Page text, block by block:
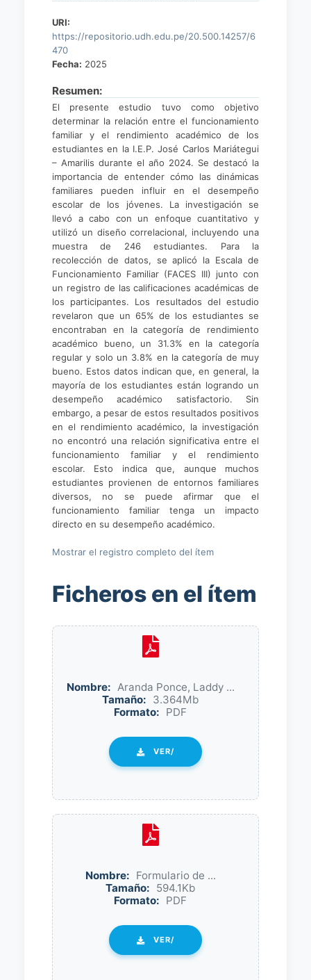
URI:
https://repositorio.udh.edu.pe/20.500.14257/6
470
Fecha: 2025
Resumen:
El presente estudio tuvo como objetivo
determinar la relación entre el funcionamiento
familiar y el rendimiento académico de los
estudiantes en la I.E.P. José Carlos Mariátegui
– Amarilis durante el año 2024. Se destacó la
importancia de entender cómo las dinámicas
familiares pueden influir en el desempeño
escolar de los jóvenes. La investigación se
llevó a cabo con un enfoque cuantitativo y
utilizó un diseño correlacional, incluyendo una
muestra de 246 estudiantes. Para la
recolección de datos, se aplicó la Escala de
Funcionamiento Familiar (FACES III) junto con
un registro de las calificaciones académicas de
los participantes. Los resultados del estudio
revelaron que un 65% de los estudiantes se
encontraban en la categoría de rendimiento
académico bueno, un 31.3% en la categoría
regular y solo un 3.8% en la categoría de muy
bueno. Estos datos indican que, en general, la
mayoría de los estudiantes están logrando un
desempeño académico satisfactorio. Sin
embargo, a pesar de estos resultados positivos
en el rendimiento académico, la investigación
no encontró una relación significativa entre el
funcionamiento familiar y el rendimiento
escolar. Esto indica que, aunque muchos
estudiantes provienen de entornos familiares
diversos, no se puede afirmar que el
funcionamiento familiar tenga un impacto
directo en su desempeño académico.
Mostrar el registro completo del ítem
Ficheros en el ítem
Nombre: Aranda Ponce, Laddy ...
Tamaño: 3.364Mb
Formato: PDF
VER/
Nombre: Formulario de ...
Tamaño: 594.1Kb
Formato: PDF
VER/